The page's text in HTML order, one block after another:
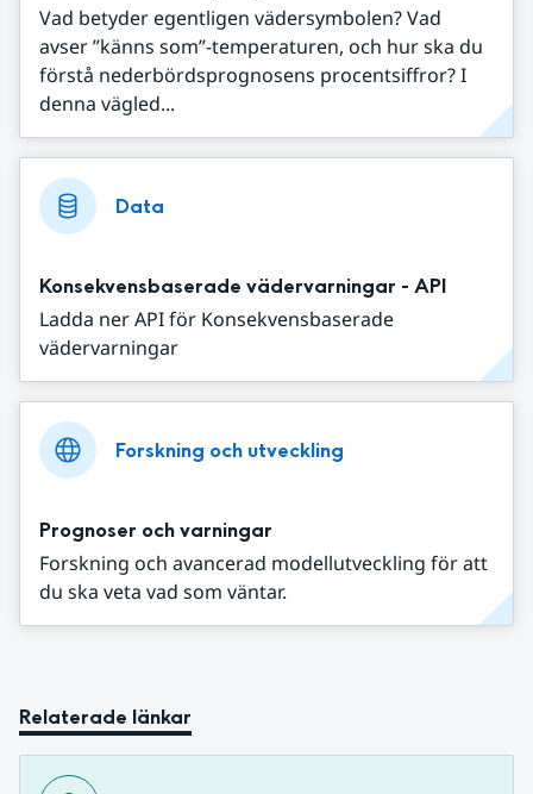
Vad betyder egentligen vädersymbolen? Vad
avser ”känns som”-temperaturen, och hur ska du
förstå nederbördsprognosens procentsiffror? I
denna vägled...
Data
Konsekvensbaserade vädervarningar - API
Ladda ner API för Konsekvensbaserade
vädervarningar
Forskning och utveckling
Prognoser och varningar
Forskning och avancerad modellutveckling för att
du ska veta vad som väntar.
Relaterade länkar